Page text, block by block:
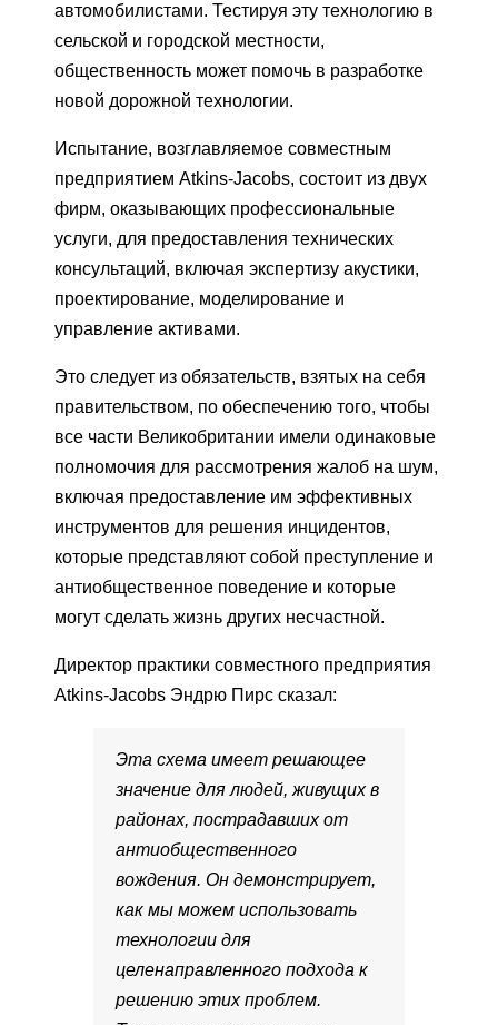
автомобилистами. Тестируя эту технологию в
сельской и городской местности,
общественность может помочь в разработке
новой дорожной технологии.
Испытание, возглавляемое совместным
предприятием Atkins-Jacobs, состоит из двух
фирм, оказывающих профессиональные
услуги, для предоставления технических
консультаций, включая экспертизу акустики,
проектирование, моделирование и
управление активами.
Это следует из обязательств, взятых на себя
правительством, по обеспечению того, чтобы
все части Великобритании имели одинаковые
полномочия для рассмотрения жалоб на шум,
включая предоставление им эффективных
инструментов для решения инцидентов,
которые представляют собой преступление и
антиобщественное поведение и которые
могут сделать жизнь других несчастной.
Директор практики совместного предприятия
Atkins-Jacobs Эндрю Пирс сказал:
Эта схема имеет решающее
значение для людей, живущих в
районах, пострадавших от
антиобщественного
вождения. Он демонстрирует,
как мы можем использовать
технологии для
целенаправленного подхода к
решению этих проблем.